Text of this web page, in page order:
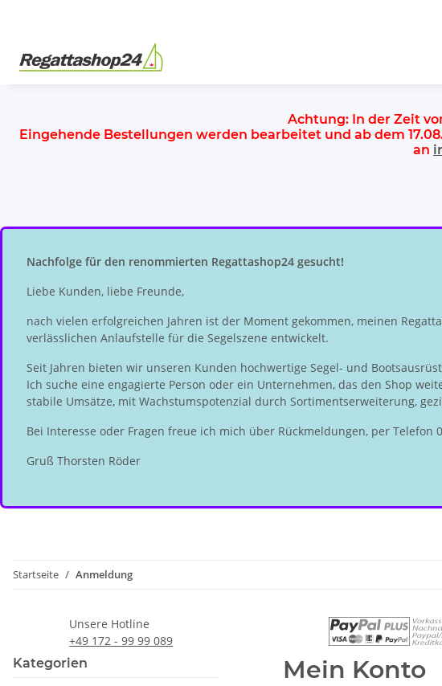
Achtung: In der Zeit
Eingehende Bestellungen werden bearbeitet und ab dem
an
Nachfolge für den renommierten Regattashop24 gesucht!
Liebe Kunden, liebe Freunde,
nach vielen erfolgreichen Jahren ist der Moment gekommen, meinen
verlässlichen Anlaufstelle für die Segelszene entwickelt.
Seit Jahren bieten wir unseren Kunden hochwertige Segel- und
Ich suche eine engagierte Person oder ein Unternehmen, das den Shop
stabile Umsätze, mit Wachstumspotenzial durch Sortimentserweiterung,
Bei Interesse oder Fragen freue ich mich über Rückmeldungen, per Telefon
Gruß Thorsten Röder
Startseite Anmeldung
Unsere Hotline
+49 172 - 99 99 089
Mein Konto
Kategorien